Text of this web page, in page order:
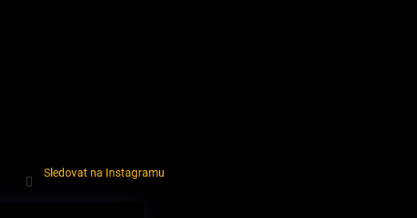
Sledovat na Instagramu